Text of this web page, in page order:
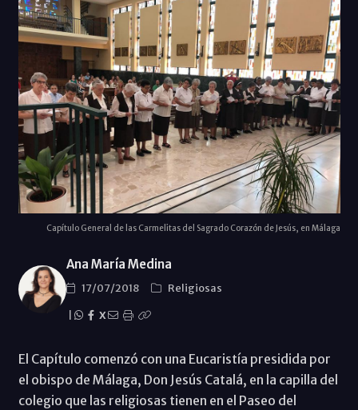
Capítulo General de las Carmelitas del Sagrado Corazón de Jesús, en Málaga
Ana María Medina
17/07/2018
Religiosas
X
El Capítulo comenzó con una Eucaristía presidida por
el obispo de Málaga, Don Jesús Catalá, en la capilla del
colegio que las religiosas tienen en el Paseo del